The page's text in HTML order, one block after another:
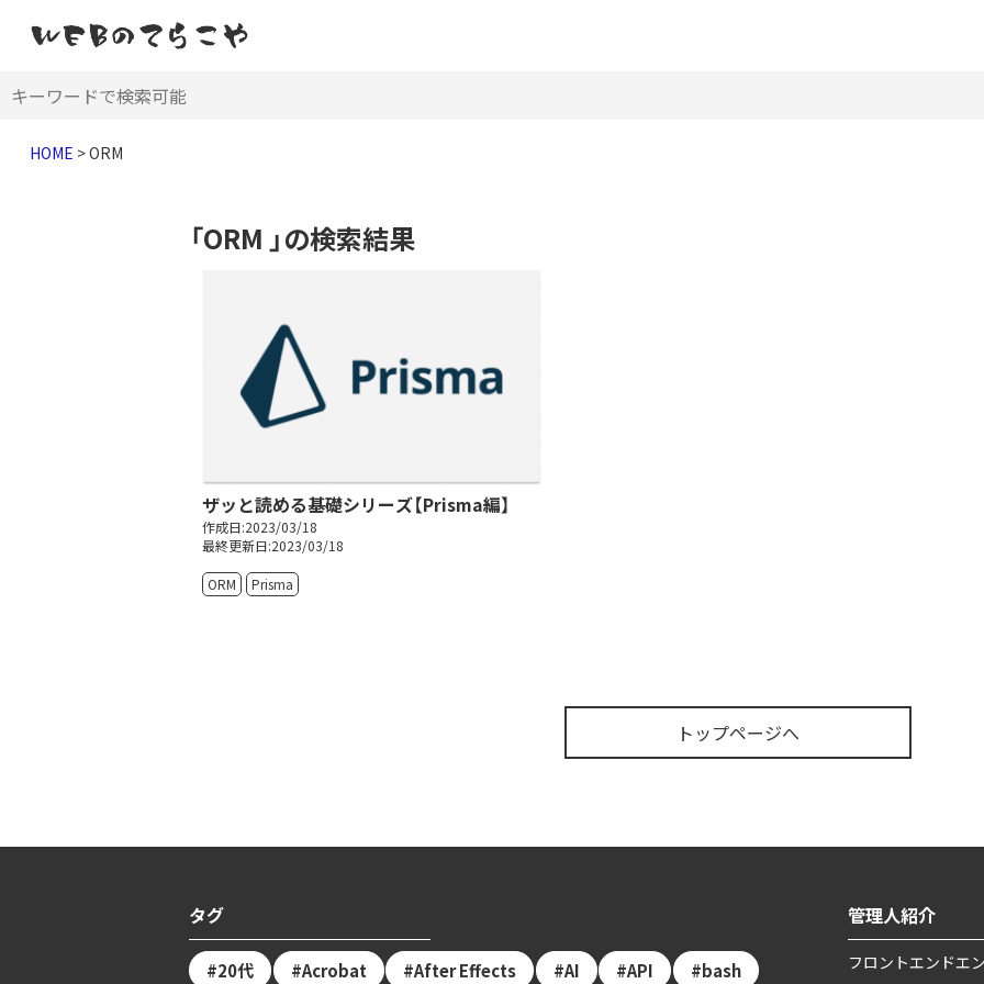
HOME >ORM
「ORM 」の検索結果
ザッと読める基礎シリーズ【Prisma編】
作成日:2023/03/18
最終更新日:2023/03/18
ORM Prisma
トップページへ
タグ
20代 Acrobat After Effects AI API bash
管理人紹介
フロントエンドエ